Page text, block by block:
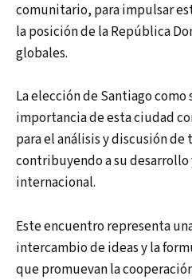
comunitario, para impulsar
la posición de la República
globales.
La elección de Santiago
importancia de esta ciudad
para el análisis y discusión de
contribuyendo a su
internacional.
Este encuentro representa
intercambio de ideas y la
que promuevan la